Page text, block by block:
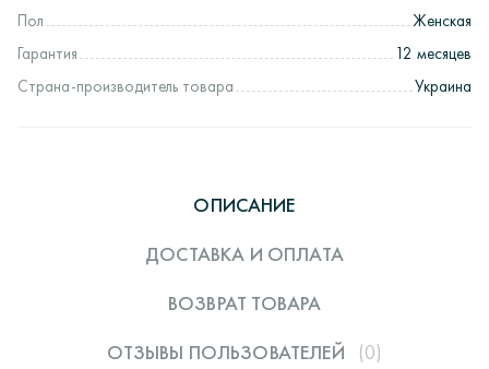
Пол
Женская
Гарантия
12 месяцев
Страна-производитель товара
Украина
ОПИСАНИЕ
ДОСТАВКА И ОПЛАТА
ВОЗВРАТ ТОВАРА
ОТЗЫВЫ ПОЛЬЗОВАТЕЛЕЙ
(0)